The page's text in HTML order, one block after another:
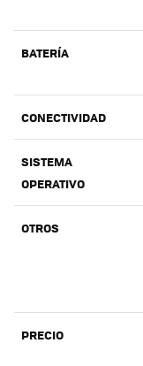
BATERÍA
CONECTIVIDAD
SISTEMA
OPERATIVO
OTROS
PRECIO